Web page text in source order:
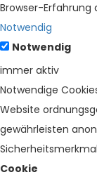
Browser-Erfahrung
Notwendig
Notwendig
immer aktiv
Notwendige
Website
gewährleisten
Cookie